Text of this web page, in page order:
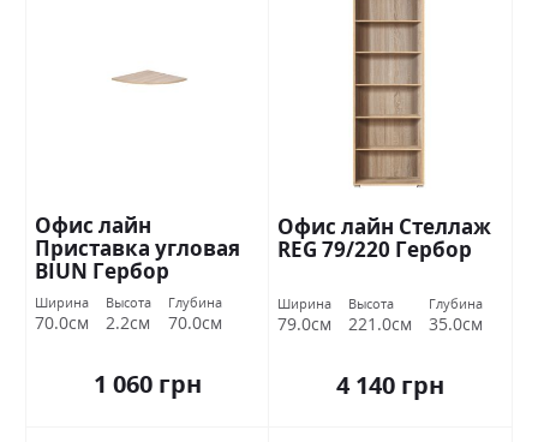
Офис лайн
Приставка угловая
BIUN Гербор
Ширина
70.0см
Высота
2.2см
Глубина
70.0см
1 060 грн
Офис лайн Стеллаж
REG 79/220 Гербор
Ширина
79.0см
Высота
221.0см
Глубина
35.0см
4 140 грн